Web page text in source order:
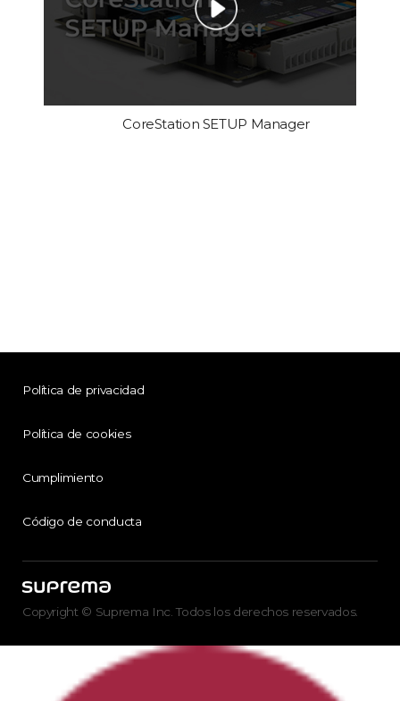
CoreStation SETUP Manager
Política de privacidad
Política de cookies
Cumplimiento
Código de conducta
Copyright © Suprema Inc. Todos los derechos reservados.